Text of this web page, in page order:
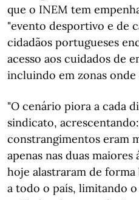
que o INEM tem
"evento desportivo e de
cidadãos portugueses
acesso aos cuidados de
incluindo em zonas
"O cenário piora a cada
sindicato,
constrangimentos eram
apenas nas duas
hoje alastraram de forma
a todo o país, limitando o